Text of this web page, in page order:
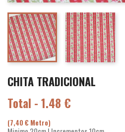
CHITA TRADICIONAL
Total - 1.48 €
(7,40 € Metro)